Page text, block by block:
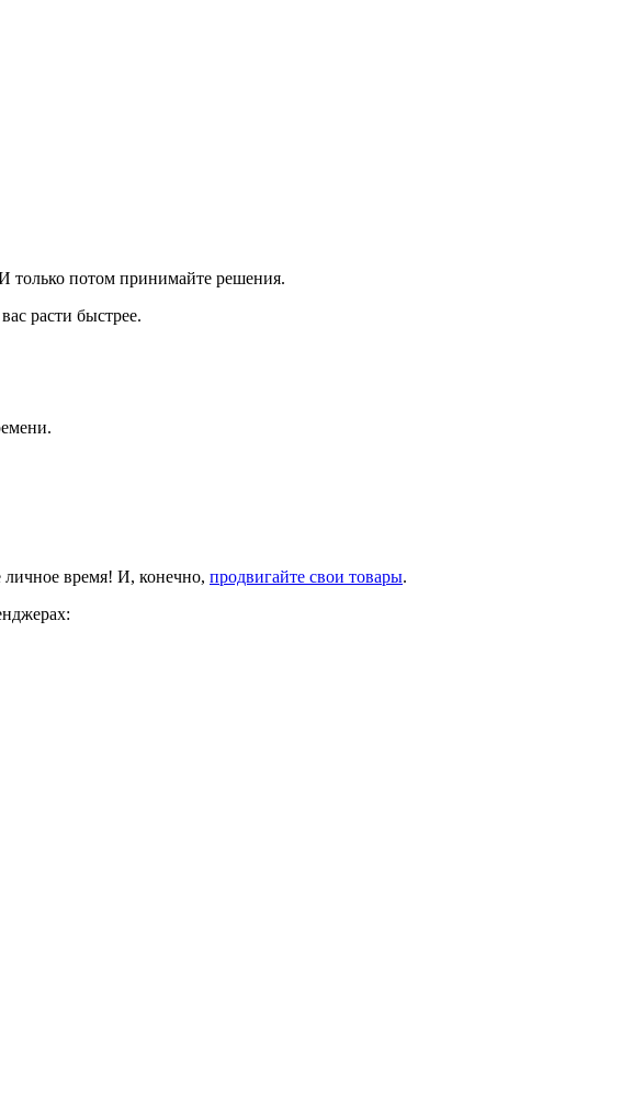
только потом принимайте решения.
расти быстрее.
личное время! И, конечно, продвигайте свои товары.